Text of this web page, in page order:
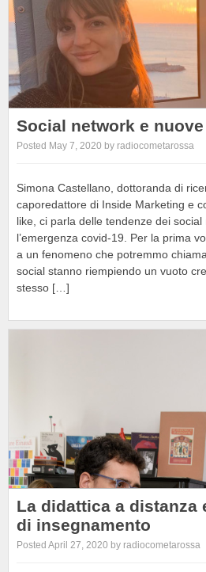
Social network e
Posted May 7, 2020 by radiocometarossa
Simona Castellano, dottoranda di
caporedattore di Inside Marketing e
like, ci parla delle tendenze dei
l’emergenza covid-19. Per la prima
a un fenomeno che potremmo
social stanno riempiendo un vuoto
stesso […]
La didattica a distanza
di insegnamento
Posted April 27, 2020 by radiocometarossa